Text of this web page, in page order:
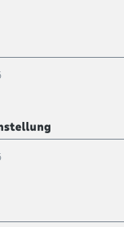
5 Sternen
5 Sternen
5 Sternen